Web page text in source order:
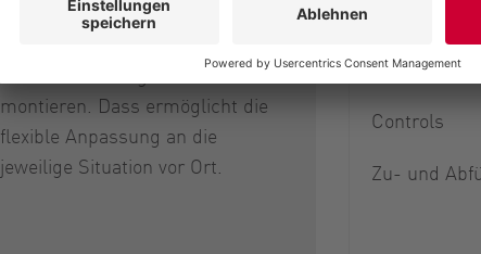
Schritten drehbar und lässt sich
einer Anschlussgröße von 6“
montieren. Dass ermöglicht die
flexible Anpassung an die
jeweilige Situation vor Ort.
Lift frame
Lift frame Pro
Controls
Zu- und